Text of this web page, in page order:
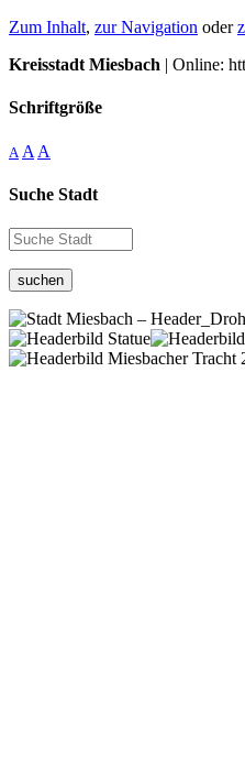
Zum Inhalt, zur Navigation oder
Kreisstadt Miesbach | Online:
Schriftgröße
A A A
Suche Stadt
suchen